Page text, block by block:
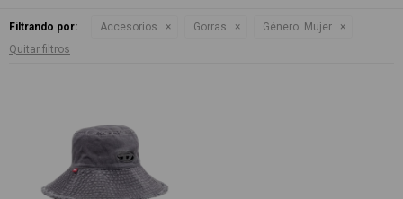
Filtrando por: Accesorios Gorras Género: Mujer
Quitar filtros